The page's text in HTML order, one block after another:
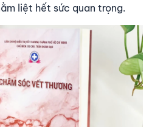
liệt hết sức quan trọng.